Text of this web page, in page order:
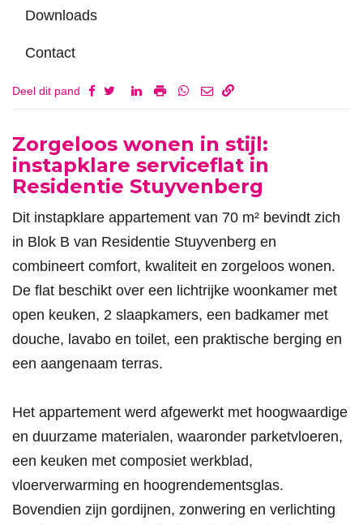
Downloads
Contact
Deel dit pand
Omschrijving
Zorgeloos wonen in stijl:
instapklare serviceflat in
Residentie Stuyvenberg
Dit instapklare appartement van 70 m² bevindt zich
in Blok B van Residentie Stuyvenberg en
combineert comfort, kwaliteit en zorgeloos wonen.
De flat beschikt over een lichtrijke woonkamer met
open keuken, 2 slaapkamers, een badkamer met
douche, lavabo en toilet, een praktische berging en
een aangenaam terras.
Het appartement werd afgewerkt met hoogwaardige
en duurzame materialen, waaronder parketvloeren,
een keuken met composiet werkblad,
vloerverwarming en hoogrendementsglas.
Bovendien zijn gordijnen, zonwering en verlichting